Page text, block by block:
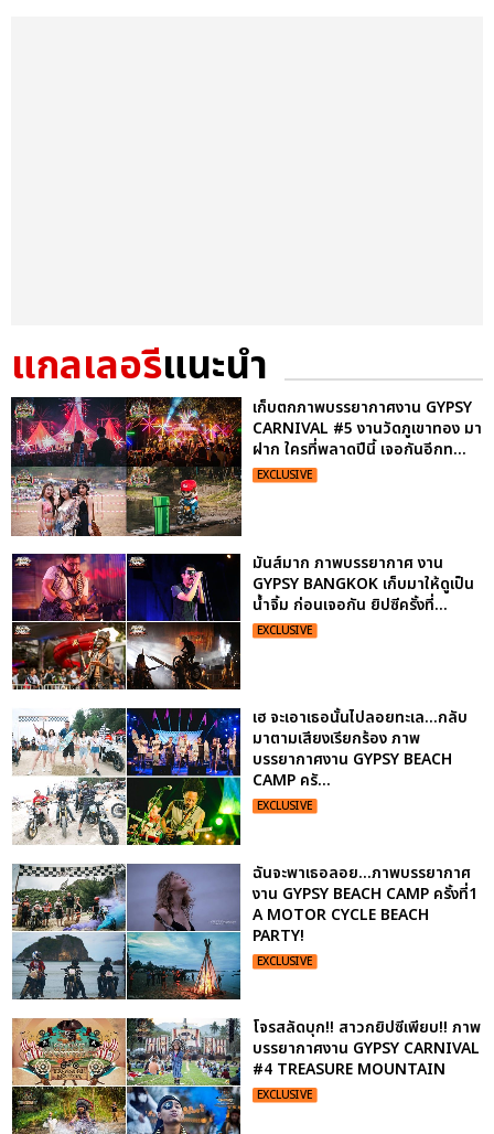
แกลเลอรีแนะนำ
เก็บตกภาพบรรยากาศงาน GYPSY
CARNIVAL #5 งานวัดภูเขาทอง มา
ฝาก ใครที่พลาดปีนี้ เจอกันอีกท...
EXCLUSIVE
มันส์มาก ภาพบรรยากาศ งาน
GYPSY BANGKOK เก็บมาให้ดูเป็น
น้ำจิ้ม ก่อนเจอกัน ยิปซีครั้งที่...
EXCLUSIVE
เฮ จะเอาเธอนั้นไปลอยทะเล...กลับ
มาตามเสียงเรียกร้อง ภาพ
บรรยากาศงาน GYPSY BEACH
CAMP ครั...
EXCLUSIVE
ฉันจะพาเธอลอย...ภาพบรรยากาศ
งาน GYPSY BEACH CAMP ครั้งที่1
A MOTOR CYCLE BEACH
PARTY!
EXCLUSIVE
โจรสลัดบุก!! สาวกยิปซีเพียบ!! ภาพ
บรรยากาศงาน GYPSY CARNIVAL
#4 TREASURE MOUNTAIN
EXCLUSIVE